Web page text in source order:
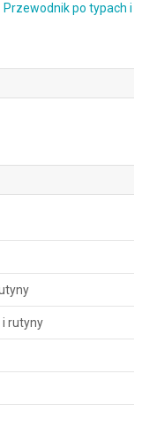
po typach i
i rutyny